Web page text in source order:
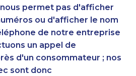
1-905-233-2365
1-902-482-2189
1-778-401-2217
1-778-760-1303
1-778-401-7202
1-778-760-1294
permet pas d'afficher
ou d'afficher le nom
de notre entreprise
un appel de
d'un consommateur ; nos
sont donc